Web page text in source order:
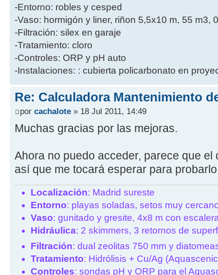
-Entorno: robles y cesped
-Vaso: hormigón y liner, riñon 5,5x10 m, 55 m3,
-Filtración: silex en garaje
-Tratamiento: cloro
-Controles: ORP y pH auto
-Instalaciones: : cubierta policarbonato en
Re: Calculadora Mantenimiento
por cachalote » 18 Jul 2011, 14:49
Muchas gracias por las mejoras.
Ahora no puedo acceder, parece que el
así que me tocará esperar para
Localización: Madrid sureste
Entorno: playas soladas, setos muy
Vaso: gunitado y gresite, 4x8 m con
Hidráulica: 2 skimmers, 3 retornos de
Filtración: dual zeolitas 750 mm y
Tratamiento: Hidrólisis + Cu/Ag
Controles: sondas pH y ORP para el